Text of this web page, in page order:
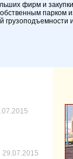
фирм и закупки
парком
грузоподъемности и
29.07.2015